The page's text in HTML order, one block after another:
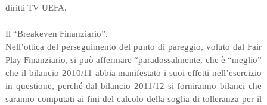
diritti TV UEFA.
Il “Breakeven Finanziario”.
Nell’ottica del perseguimento del punto di pareggio, voluto dal Fair
Play Finanziario, si può affermare “paradossalmente, che è “meglio”
che il bilancio 2010/11 abbia manifestato i suoi effetti nell’esercizio
in questione, perché dal bilancio 2011/12 si forniranno bilanci che
saranno computati ai fini del calcolo della soglia di tolleranza per il